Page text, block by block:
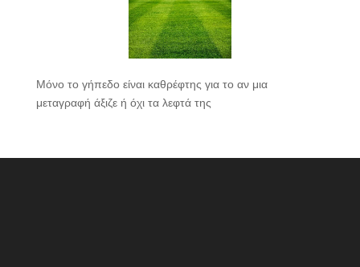
Μόνο το γήπεδο είναι καθρέφτης για το αν μια
μεταγραφή άξιζε ή όχι τα λεφτά της